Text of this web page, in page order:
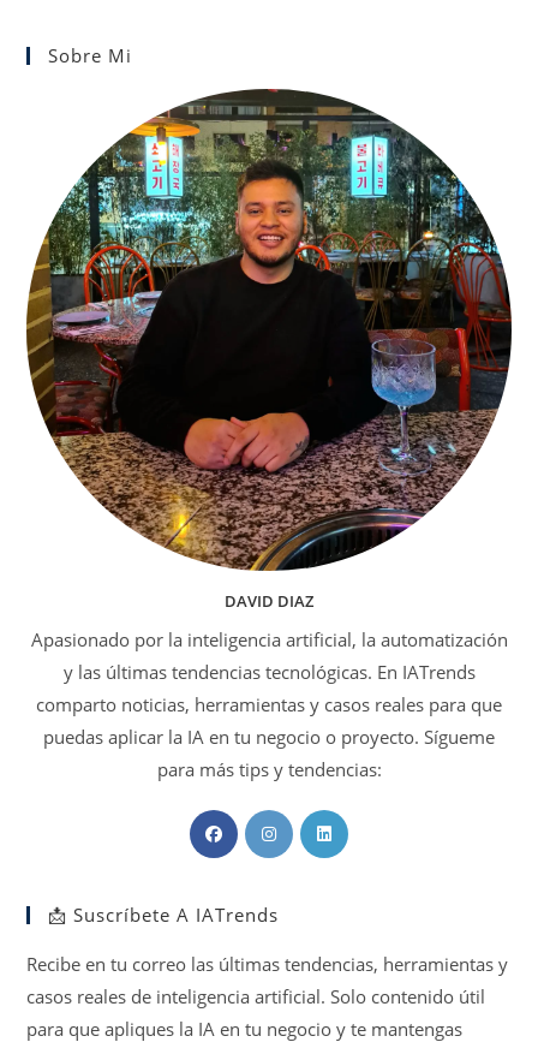
Sobre Mi
DAVID DIAZ
Apasionado por la inteligencia artificial, la automatización
y las últimas tendencias tecnológicas. En IATrends
comparto noticias, herramientas y casos reales para que
puedas aplicar la IA en tu negocio o proyecto. Sígueme
para más tips y tendencias:
Se
abre
una
pestaña
Se
abre
pestaña
Se
pestaña
📩 Suscríbete A IATrends
Recibe en tu correo las últimas tendencias, herramientas y
casos reales de inteligencia artificial. Solo contenido útil
para que apliques la IA en tu negocio y te mantengas